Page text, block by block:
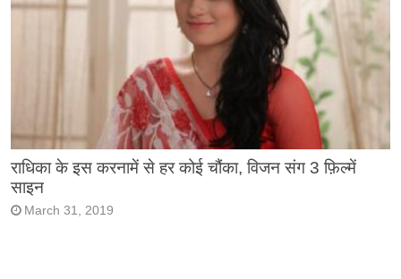
राधिका के इस करनामें से हर कोई चौंका, विजन संग 3 फ़िल्में
साइन
March 31, 2019